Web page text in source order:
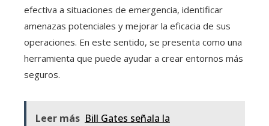
efectiva a situaciones de emergencia, identificar
amenazas potenciales y mejorar la eficacia de sus
operaciones. En este sentido, se presenta como una
herramienta que puede ayudar a crear entornos más
seguros.
Leer más Bill Gates señala la